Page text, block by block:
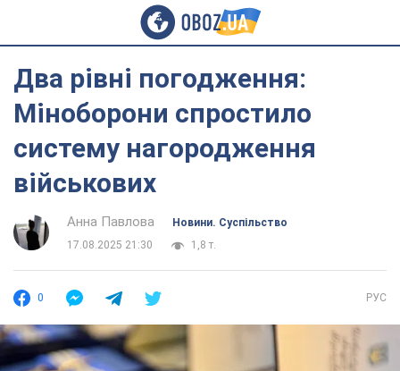
Два рівні погодження:
Міноборони спростило
систему нагородження
військових
Анна Павлова
Новини. Суспільство
17.08.2025 21:30
1,8 т.
0 РУС